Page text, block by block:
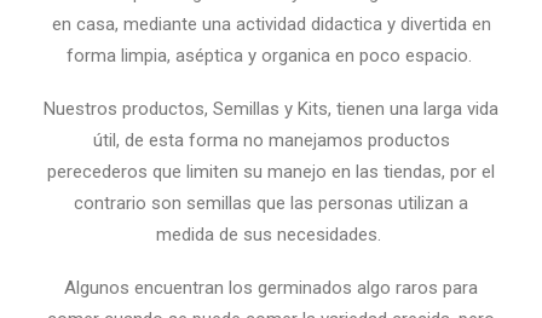
en casa, mediante una actividad didactica y divertida en
forma limpia, aséptica y organica en poco espacio.
Nuestros productos, Semillas y Kits, tienen una larga vida
útil, de esta forma no manejamos productos
perecederos que limiten su manejo en las tiendas, por el
contrario son semillas que las personas utilizan a
medida de sus necesidades.
Algunos encuentran los germinados algo raros para